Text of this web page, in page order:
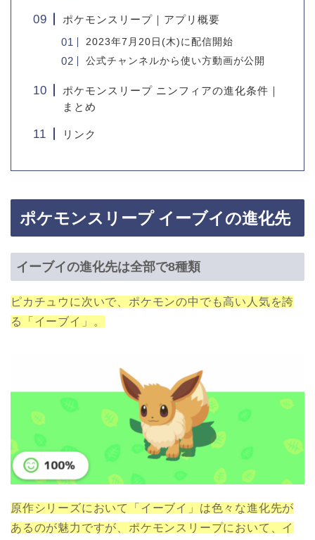
ポケモンスリープ｜アプリ概要
2023年7月20日(木)に配信開始
公式チャンネルから使い方動画が公開
ポケモンスリープ ニンフィアの進化条件｜
まとめ
リンク
ポケモンスリープ イーブイの進化先
イーブイの進化先は全部で8種類
ピカチュウに次いで、ポケモンの中でも高い人気を誇
る「イーブイ」。
原作シリーズにおいて「イーブイ」は色々な進化先が
あるのが魅力ですが、ポケモンスリープにおいて、イ